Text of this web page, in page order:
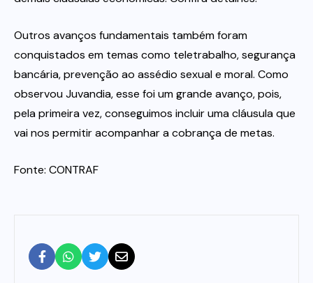
Outros avanços fundamentais também foram
conquistados em temas como teletrabalho, segurança
bancária, prevenção ao assédio sexual e moral. Como
observou Juvandia, esse foi um grande avanço, pois,
pela primeira vez, conseguimos incluir uma cláusula que
vai nos permitir acompanhar a cobrança de metas.
Fonte: CONTRAF